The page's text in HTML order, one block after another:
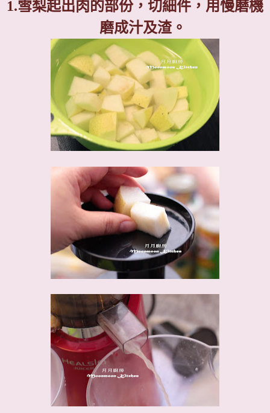
1.雪梨起出肉的部份，切細件，用慢磨機
磨成汁及渣。